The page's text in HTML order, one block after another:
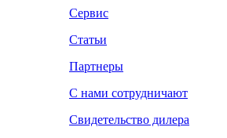
Сервис
Статьи
Партнеры
С нами сотрудничают
Свидетельство дилера